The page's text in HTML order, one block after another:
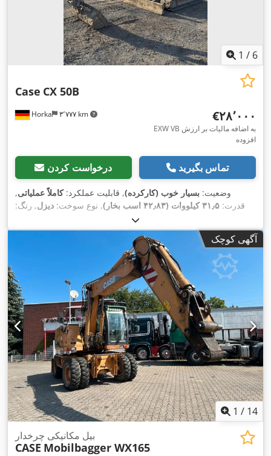
1 / 6
Horka ۳٬۷۷۷ km
Case CX 50B
‎€۲۸٬۰۰۰
EXW VB به اضافه مالیات بر ارزش
افزوده
درخواست کردن تماس بگیرید
وضعیت: بسیار خوب (کارکرده), قابلیت عملکرد:کاملاً عملیاتی,
قدرت: ۳۱٫۵ کیلووات (۴۲٫۸۳ اسب بخار) , نوع سوخت: دیزل, رنگ:
ساخت:۲۰۱۲, ساعت کارکرد: ۴٬۴۹۰ h , تجهیزات:کابین ,
آگهی کوچک
1 / 14
بیل مکانیکی چرخدار
CASE Mobilbagger WX165